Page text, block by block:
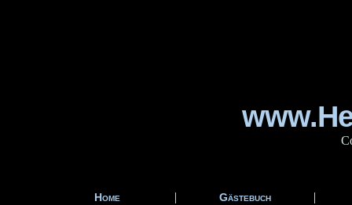
Home | Gästebuch |